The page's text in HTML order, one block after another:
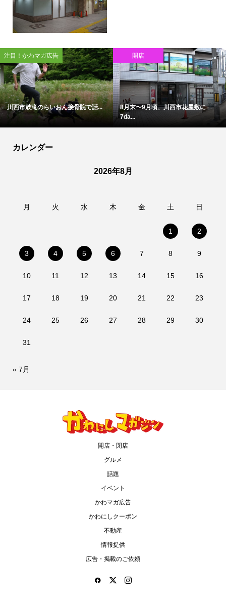
注目！かわマガ広告
川西市鼓滝のらいおん接骨院で話...
開店
8月末〜9月頃、川西市花屋敷に
7da...
カレンダー
2026年8月
月 火 水 木 金 土 日
1 2
3 4 5 6 7 8 9
10 11 12 13 14 15 16
17 18 19 20 21 22 23
24 25 26 27 28 29 30
31
« 7月
開店・閉店
グルメ
話題
イベント
かわマガ広告
かわにしクーポン
不動産
情報提供
広告・掲載のご依頼